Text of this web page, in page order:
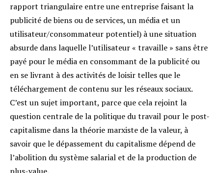
rapport triangulaire entre une entreprise faisant la
publicité de biens ou de services, un média et un
utilisateur/consommateur potentiel) à une situation
absurde dans laquelle l’utilisateur « travaille » sans être
payé pour le média en consommant de la publicité ou
en se livrant à des activités de loisir telles que le
téléchargement de contenu sur les réseaux sociaux.
C’est un sujet important, parce que cela rejoint la
question centrale de la politique du travail pour le post-
capitalisme dans la théorie marxiste de la valeur, à
savoir que le dépassement du capitalisme dépend de
l’abolition du système salarial et de la production de